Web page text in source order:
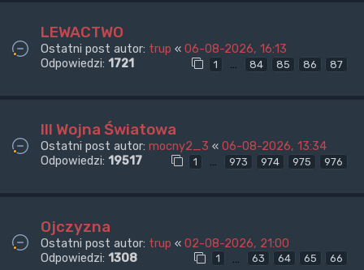
LEWACTWO
Ostatni post autor: trup « 06-08-2026, 16:13
Odpowiedzi: 1721 1 … 84 85 86 87
III Wojna Światowa
Ostatni post autor: mocny2_3 « 06-08-2026, 13:34
Odpowiedzi: 19517 1 … 973 974 975 976
Ojczyzna
Ostatni post autor: trup « 02-08-2026, 21:00
Odpowiedzi: 1308 1 … 63 64 65 66